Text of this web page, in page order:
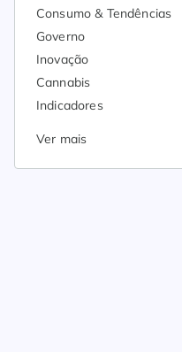
Consumo & Tendências
Governo
Inovação
Cannabis
Indicadores
Ver mais